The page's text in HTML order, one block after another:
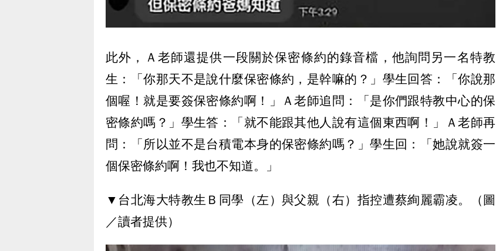
此外，Ａ老師還提供一段關於保密條約的錄音檔，他詢問另一名特教
生：「你那天不是說什麼保密條約，是幹嘛的？」學生回答：「你說那
個喔！就是要簽保密條約啊！」Ａ老師追問：「是你們跟特教中心的保
密條約嗎？」學生答：「就不能跟其他人說有這個東西啊！」Ａ老師再
問：「所以並不是台積電本身的保密條約嗎？」學生回：「她說就簽一
個保密條約啊！我也不知道。」
▼台北海大特教生Ｂ同學（左）與父親（右）指控遭蔡絢麗霸凌。（圖
／讀者提供）